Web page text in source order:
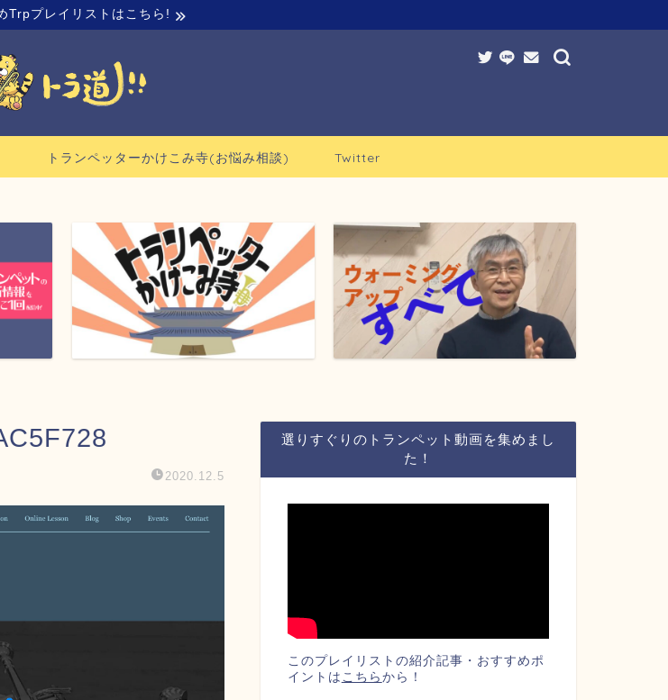
Trpプレイリストはこちら!
トランペッターかけこみ寺(お悩み相談) Twitter
2020.12.5
選りすぐりのトランペット動画を集めまし
た！
このプレイリストの紹介記事・おすすめポ
イントは こちら から！